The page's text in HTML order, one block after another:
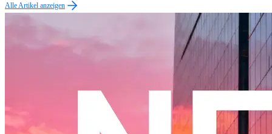
Alle Artikel anzeigen